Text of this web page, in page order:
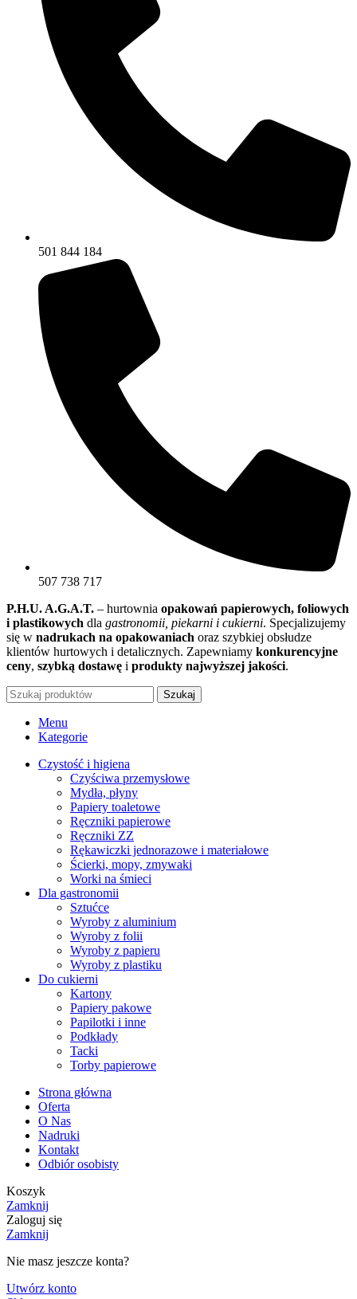
501 844 184
507 738 717
P.H.U. A.G.A.T. – hurtownia opakowań papierowych, foliowych
i plastikowych dla gastronomii, piekarni i cukierni. Specjalizujemy
się w nadrukach na opakowaniach oraz szybkiej obsłudze
klientów hurtowych i detalicznych. Zapewniamy konkurencyjne
ceny, szybką dostawę i produkty najwyższej jakości.
Szukaj
Menu
Kategorie
Czystość i higiena
Czyściwa przemysłowe
Mydła, płyny
Papiery toaletowe
Ręczniki papierowe
Ręczniki ZZ
Rękawiczki jednorazowe i materiałowe
Ścierki, mopy, zmywaki
Worki na śmieci
Dla gastronomii
Sztućce
Wyroby z aluminium
Wyroby z folii
Wyroby z papieru
Wyroby z plastiku
Do cukierni
Kartony
Papiery pakowe
Papilotki i inne
Podkłady
Tacki
Torby papierowe
Strona główna
Oferta
O Nas
Nadruki
Kontakt
Odbiór osobisty
Koszyk
Zamknij
Zaloguj się
Zamknij
Nie masz jeszcze konta?
Utwórz konto